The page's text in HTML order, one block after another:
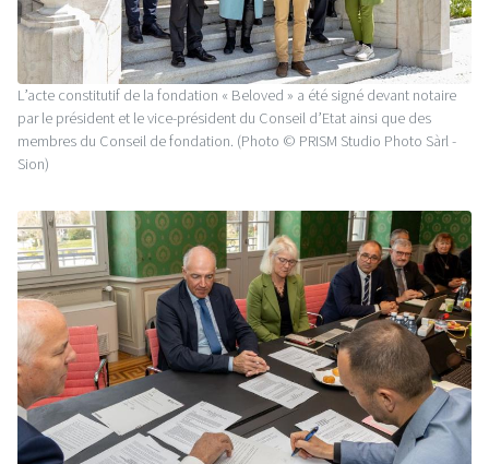
L’acte constitutif de la fondation « Beloved » a été signé devant notaire
par le président et le vice-président du Conseil d’Etat ainsi que des
membres du Conseil de fondation. (Photo © PRISM Studio Photo Sàrl -
Sion)